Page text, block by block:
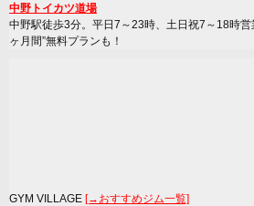
中野トイカツ道場
中野駅徒歩3分。平日7～23時、土日祝7～18時営
ヶ月間”無料プランも！
GYM VILLAGE [→おすすめジム一覧]